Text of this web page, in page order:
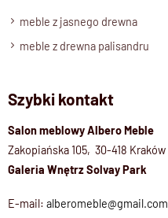
zmontowany
meble z jasnego drewna
meble z drewna palisandru
Szybki kontakt
Salon meblowy Albero Meble
Zakopiańska 105, 30-418 Kraków
Galeria Wnętrz Solvay Park
E-mail: alberomeble@gmail.com